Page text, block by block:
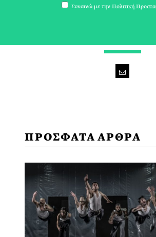
ΠΡΟΣΦΑΤΑ ΑΡΘΡΑ
Συναινώ με την Πολιτική